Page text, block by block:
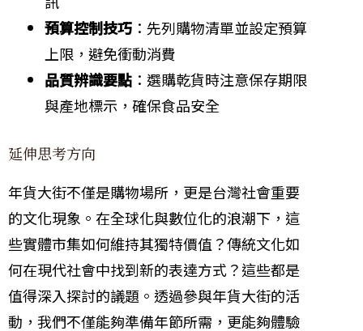
預算控制技巧 ：先列購物清單並設定預算
上限，避免衝動消費
品質辨識要點 ：選購乾貨時注意保存期限
與產地標示，確保食品安全
延伸思考方向
年貨大街不僅是購物場所，更是台灣社會重要
的文化現象。在全球化與數位化的浪潮下，這
些實體市集如何維持其獨特價值？傳統文化如
何在現代社會中找到新的表達方式？這些都是
值得深入探討的議題。透過參與年貨大街的活
動，我們不僅能夠準備年節所需，更能夠體驗